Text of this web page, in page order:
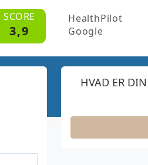
SCORE
3,9
HealthPilot
Google
HVAD ER